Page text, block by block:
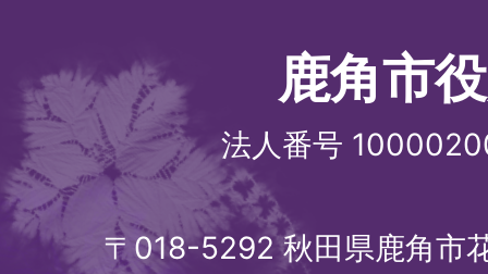
鹿角市
法人番号
〒018-5292 秋田県鹿角市